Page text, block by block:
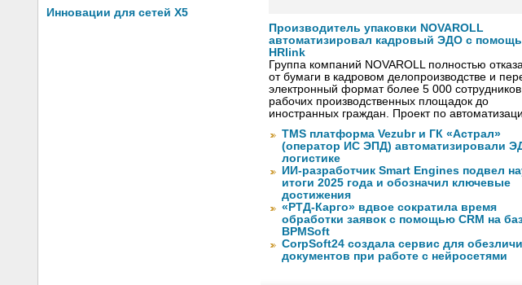
Инновации для сетей X5
Производитель упаковки NOVAROLL
автоматизировал кадровый ЭДО с
HRlink
Группа компаний NOVAROLL полностью
от бумаги в кадровом делопроизводстве и
электронный формат более 5 000
рабочих производственных площадок до
иностранных граждан. Проект по
TMS платформа Vezubr и ГК «Астрал»
(оператор ИС ЭПД) автоматизировали
логистике
ИИ-разработчик Smart Engines подвел
итоги 2025 года и обозначил ключевые
достижения
«РТД-Карго» вдвое сократила время
обработки заявок с помощью CRM на
BPMSoft
CorpSoft24 создала сервис для
документов при работе с нейросетями